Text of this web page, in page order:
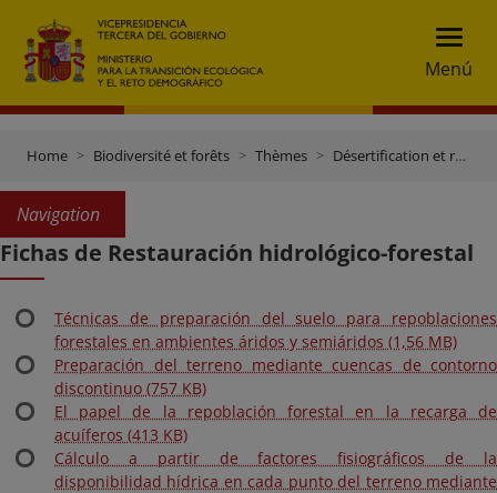
Menú
Home Biodiversité et forêts Thèmes Désertification et restauration forestière
Navigation
Fichas de Restauración hidrológico-forestal
Técnicas de preparación del suelo para repoblaciones
forestales en ambientes áridos y semiáridos (1,56 MB)
Preparación del terreno mediante cuencas de contorno
discontinuo (757 KB)
El papel de la repoblación forestal en la recarga de
acuíferos (413 KB)
Cálculo a partir de factores fisiográficos de la
disponibilidad hídrica en cada punto del terreno mediante